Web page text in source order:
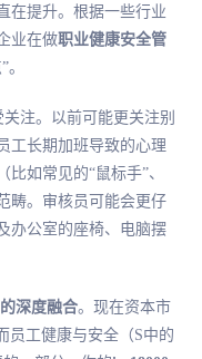
在提升。根据一些行业
业在做职业健康安全管
关注。以前可能更关注别
工长期加班导致的心理
如常见的“鼠标手”、
畴。审核员可能会更仔
办公室的座椅、电脑摆
深度融合。现在资本市
员工健康与安全（S中的